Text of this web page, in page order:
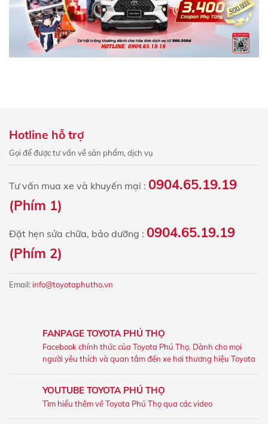
Hotline hỗ trợ
Gọi để được tư vấn về sản phẩm, dịch vụ
Tư vấn mua xe và khuyến mại : 0904.65.19.19
(Phím 1)
Đặt hẹn sửa chữa, bảo dưỡng : 0904.65.19.19
(Phím 2)
Email: info@toyotaphutho.vn
FANPAGE TOYOTA PHÚ THỌ
Facebook chính thức của Toyota Phú Thọ. Dành cho mọi
người yêu thích và quan tâm đến xe hơi thương hiệu Toyota
YOUTUBE TOYOTA PHÚ THỌ
Tìm hiểu thêm về Toyota Phú Thọ qua các video